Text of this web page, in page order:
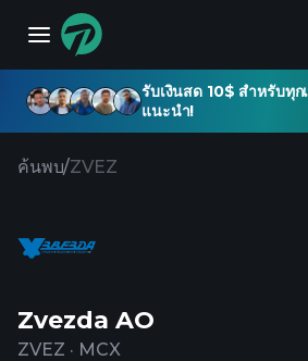
รับเงินสด 10$ สำหรับทุ
แนะนำ!
ค้นพบ/ZVEZ
Zvezda AO
ZVEZ · MCX